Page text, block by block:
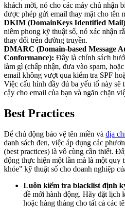
khách mời, nó cho các máy chủ nhận
được phép gửi email thay mặt cho tên
DKIM (DomainKeys Identified
niêm phong kỹ thuật số, nó xác nhận
thay đổi trên đường truyền.
DMARC (Domain-based Message
Conformance): Đây là chính sách
làm gì (chấp nhận, đưa vào spam,
email không vượt qua kiểm tra SPF
Việc cấu hình đầy đủ ba yếu tố này sẽ
cậy cho email của bạn và ngăn chặn
Best Practices
Để chủ động bảo vệ tên miền và địa
danh sách đen, việc áp dụng các
(best practices) là vô cùng cần thiết.
động thực hiện một lần mà là một quy
khỏe” kỹ thuật số cho doanh nghiệp
Luôn kiểm tra blacklist định
đề mới hành động. Hãy đặt lịch
hoặc hàng tháng cho tất cả các